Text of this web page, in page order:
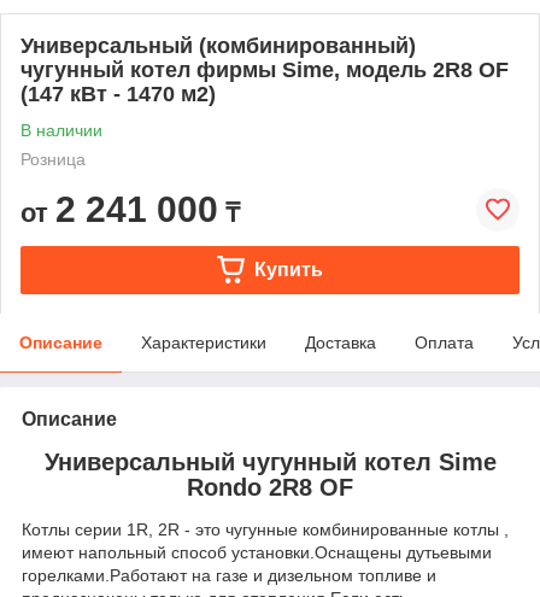
Универсальный (комбинированный)
чугунный котел фирмы Sime, модель 2R8 OF
(147 кВт - 1470 м2)
В наличии
Розница
от 2 241 000 ₸
Купить
Описание Характеристики Доставка Оплата
Описание
Универсальный чугунный котел Sime
Rondo 2R8 OF
Котлы серии 1R, 2R - это чугунные комбинированные котлы ,
имеют напольный способ установки.Оснащены дутьевыми
горелками.Работают на газе и дизельном топливе и